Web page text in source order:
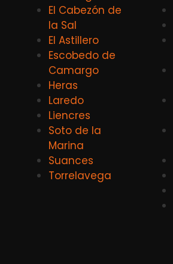
El Cabezón de
la Sal
El Astillero
Escobedo de
Camargo
Heras
Laredo
Liencres
Soto de la
Marina
Suances
Torrelavega